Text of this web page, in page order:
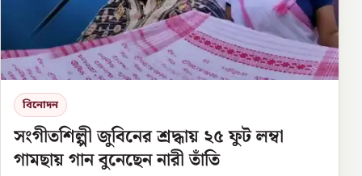
বিনোদন
সংগীতশিল্পী জুবিনের শ্রদ্ধায় ২৫ ফুট লম্বা
গামছায় গান বুনেছেন নারী তাঁতি